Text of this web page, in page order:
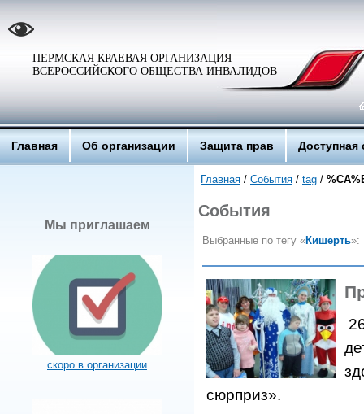
ПЕРМСКАЯ КРАЕВАЯ ОРГАНИЗАЦИЯ
ВСЕРОССИЙСКОГО ОБЩЕСТВА ИНВАЛИДОВ
Главная Об организации Защита прав Доступная
Мы приглашаем
скоро в организации
Главная / События / tag /
События
Выбранные по тегу «Кишерть»:
сюрприз».